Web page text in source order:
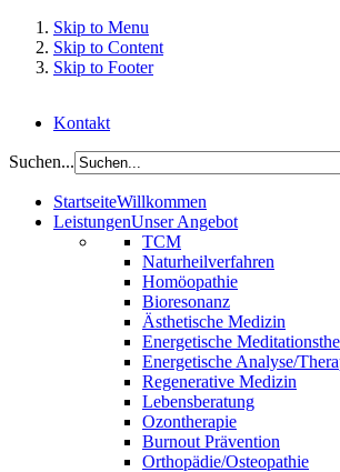
Skip to Menu
Skip to Content
Skip to Footer
Kontakt
Suchen...
StartseiteWillkommen
LeistungenUnser Angebot
TCM
Naturheilverfahren
Homöopathie
Bioresonanz
Ästhetische Medizin
Energetische
Energetische Analyse/
Regenerative Medizin
Lebensberatung
Ozontherapie
Burnout Prävention
Orthopädie/Osteopathie